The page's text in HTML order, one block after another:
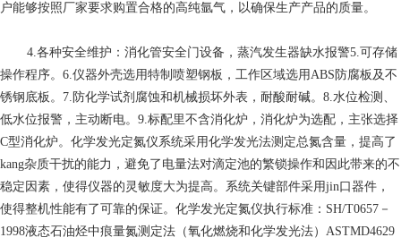
户能够按照厂家要求购置合格的高纯氩气，以确保生产产品的质量。
4.各种安全维护：消化管安全门设备，蒸汽发生器缺水报警5.可存储
操作程序。6.仪器外壳选用特制喷塑钢板，工作区域选用ABS防腐板及不
锈钢底板。7.防化学试剂腐蚀和机械损坏外表，耐酸耐碱。8.水位检测、
低水位报警，主动断电。9.标配里不含消化炉，消化炉为选配，主张选择
C型消化炉。化学发光定氮仪系统采用化学发光法测定总氮含量，提高了
kang杂质干扰的能力，避免了电量法对滴定池的繁锁操作和因此带来的不
稳定因素，使得仪器的灵敏度大为提高。系统关键部件采用jin口器件，
使得整机性能有了可靠的保证。化学发光定氮仪执行标准：SH/T0657－
1998液态石油烃中痕量氮测定法（氧化燃烧和化学发光法）ASTMD4629